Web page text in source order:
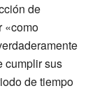
de
«como
cumplir sus
de tiempo